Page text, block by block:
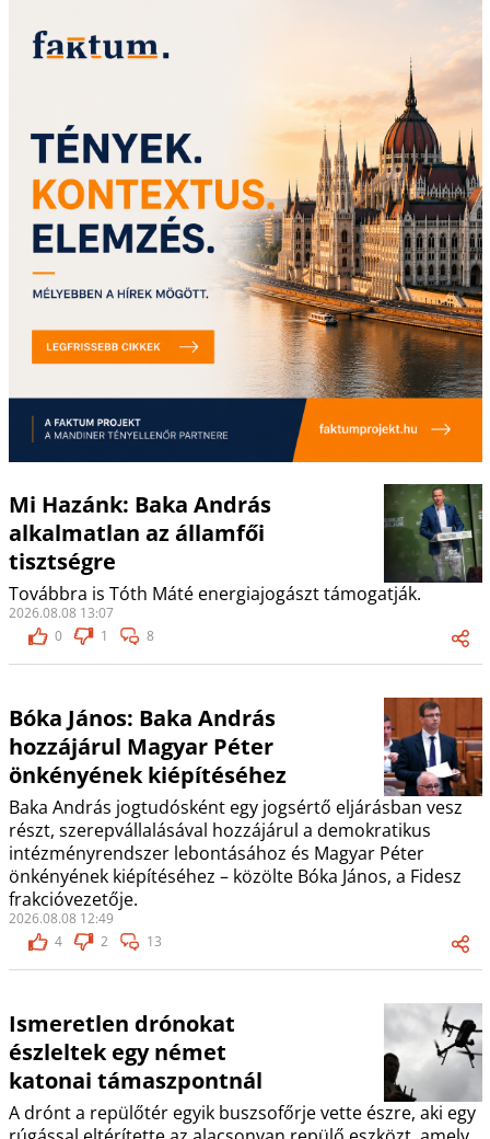
Mi Hazánk: Baka András
alkalmatlan az államfői
tisztségre
Továbbra is Tóth Máté energiajogászt támogatják.
2026.08.08 13:07
0
1 8
Bóka János: Baka András
hozzájárul Magyar Péter
önkényének kiépítéséhez
Baka András jogtudósként egy jogsértő eljárásban vesz
részt, szerepvállalásával hozzájárul a demokratikus
intézményrendszer lebontásához és Magyar Péter
önkényének kiépítéséhez – közölte Bóka János, a Fidesz
frakcióvezetője.
2026.08.08 12:49
4
2 13
Ismeretlen drónokat
észleltek egy német
katonai támaszpontnál
A drónt a repülőtér egyik buszsofőrje vette észre, aki egy